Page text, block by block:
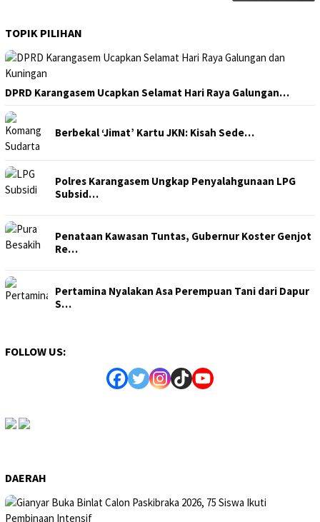
TOPIK PILIHAN
DPRD Karangasem Ucapkan Selamat Hari Raya Galungan…
Berbekal ‘Jimat’ Kartu JKN: Kisah Sede…
Polres Karangasem Ungkap Penyalahgunaan LPG
Subsid…
Penataan Kawasan Tuntas, Gubernur Koster Genjot
Re…
Pertamina Nyalakan Asa Perempuan Tani dari Dapur
S…
FOLLOW US:
DAERAH